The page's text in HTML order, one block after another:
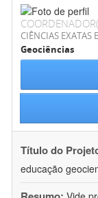
CIÊNCIAS EXATAS
Geociências
Título do
educação